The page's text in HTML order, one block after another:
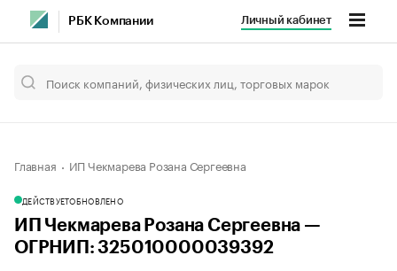
РБК Компании Личный кабинет
Главная ИП Чекмарева Розана Сергеевна
ДЕЙСТВУЕТОБНОВЛЕНО
ИП Чекмарева Розана Сергеевна —
ОГРНИП: 325010000039392